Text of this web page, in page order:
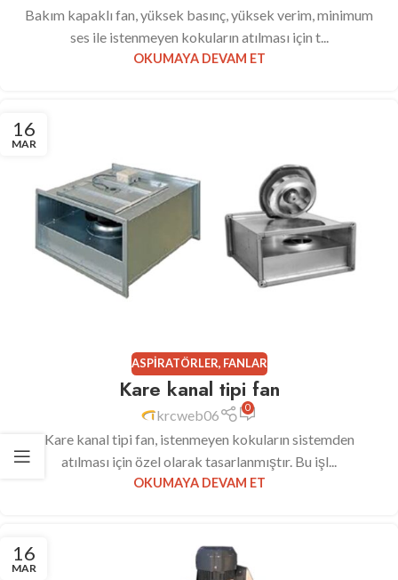
Bakım kapaklı fan, yüksek basınç, yüksek verim, minimum
ses ile istenmeyen kokuların atılması için t...
OKUMAYA DEVAM ET
16
MAR
ASPIRATÖRLER, FANLAR
Kare kanal tipi fan
krcweb06 0
Kare kanal tipi fan, istenmeyen kokuların sistemden
atılması için özel olarak tasarlanmıştır. Bu işl...
OKUMAYA DEVAM ET
16
MAR